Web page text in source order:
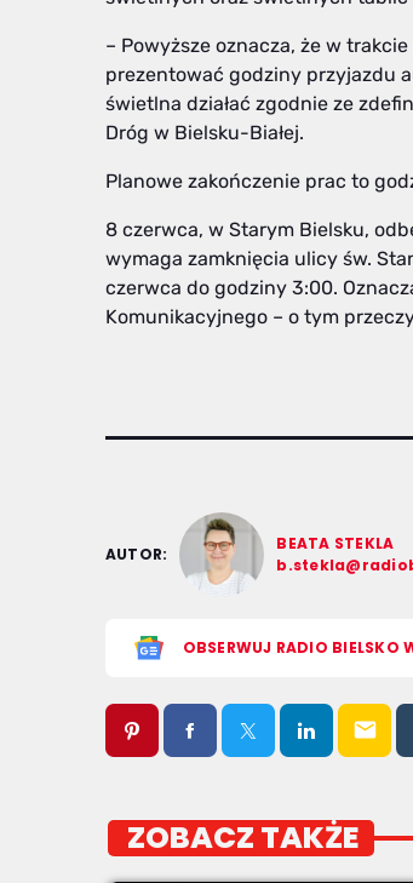
– Powyższe oznacza, że w
prezentować godziny przyjazdu
świetlna działać zgodnie ze
Dróg w Bielsku-Białej.
Planowe zakończenie prac to
8 czerwca, w Starym Bielsku,
wymaga zamknięcia ulicy św.
czerwca do godziny 3:00.
Komunikacyjnego – o tym
AUTOR:
BEATA STEKLA
OBSERWUJ RADIO BIELSKO
email
ZOBACZ TAKŻE